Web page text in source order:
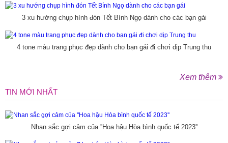
3 xu hướng chụp hình đón Tết Bính Ngọ dành cho các bạn gái
4 tone màu trang phục đẹp dành cho bạn gái đi chơi dịp Trung thu
Xem thêm
TIN MỚI NHẤT
Nhan sắc gợi cảm của ''Hoa hậu Hòa bình quốc tế 2023''